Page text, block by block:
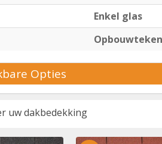
Enkel glas
Opties
uw dakbedekking